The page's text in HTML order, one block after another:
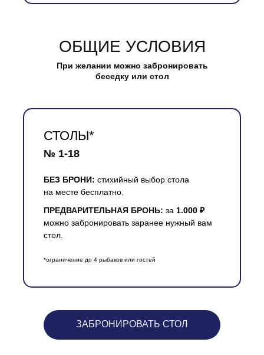
1+2 (3+) (папа + сын): скидка 15%
от 145 см и до 16 лет, при предъявлении
и праздничные дни
РЫБА
Форель, осетр, карп, сом
оплачивается по ФАКТУ
РЫБА
Форель, осетр, карп, сом
При желании можно забронировать
беседку или стол
ОБЩИЕ УСЛОВИЯ
ЗАБРОНИРОВАТЬ СТОЛ
№ 1-18
БЕЗ БРОНИ: стихийный выбор стола
на месте бесплатно.
ПРЕДВАРИТЕЛЬНАЯ БРОНЬ: за 1.000 ₽
можно забронировать заранее нужный вам
стол.
СТОЛЫ*
*ограничение до 4 рыбаков или гостей